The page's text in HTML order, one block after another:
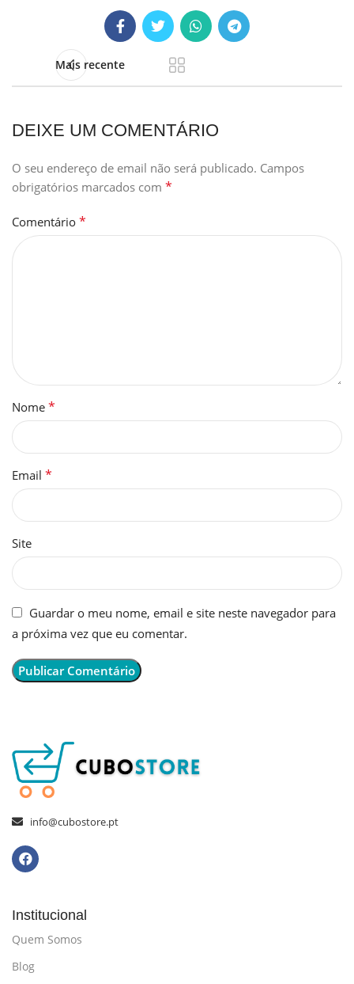
Mais recente
DEIXE UM COMENTÁRIO
O seu endereço de email não será publicado. Campos
obrigatórios marcados com *
Comentário *
Nome *
Email *
Site
Guardar o meu nome, email e site neste navegador para
a próxima vez que eu comentar.
info@cubostore.pt
Institucional
Quem Somos
Blog